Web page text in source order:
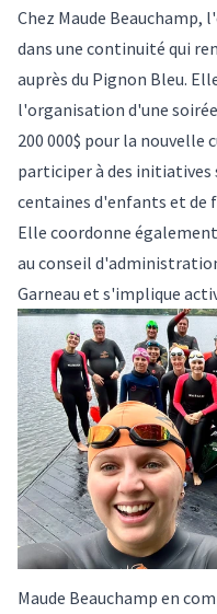
Chez Maude Beauchamp,
dans une continuité qui
auprès du Pignon Bleu.
l'organisation d'une
200 000$ pour la nouvelle
participer à des initiatives
centaines d'enfants et de
Elle coordonne
au conseil
Garneau et s'implique
Maude Beauchamp en